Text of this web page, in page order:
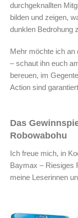
durchgeknallten
bilden und zeigen,
dunklen Bedrohung
Mehr möchte ich an
– schaut ihn euch
bereuen, im
Action sind
Das
Robowabohu
Ich freue mich, in
Baymax – Riesiges
meine Leserinnen